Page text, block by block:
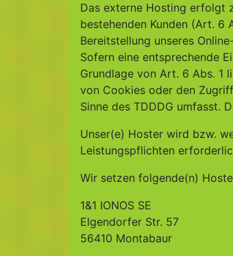
Das externe Hosting erfolgt
bestehenden Kunden (Art. 6
Bereitstellung unseres
Sofern eine entsprechende
Grundlage von Art. 6 Abs. 1
von Cookies oder den
Sinne des TDDDG umfasst.
Unser(e) Hoster wird bzw.
Leistungspflichten
Wir setzen folgende(n)
1&1 IONOS SE
Elgendorfer Str. 57
56410 Montabaur